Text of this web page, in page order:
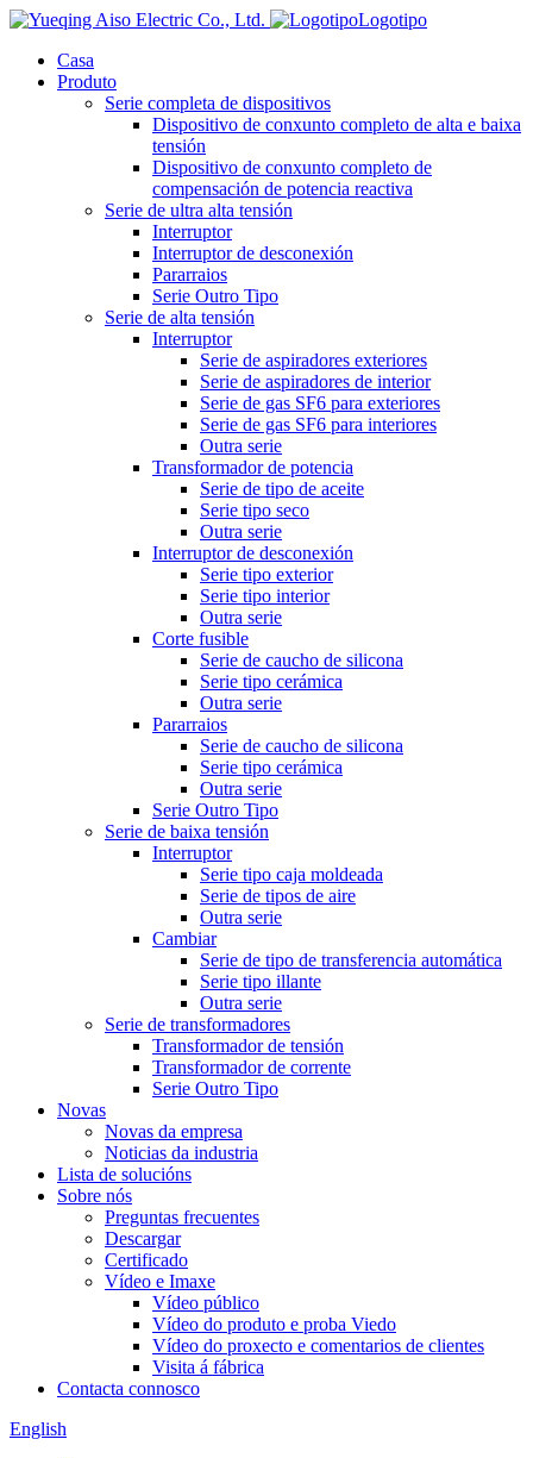
Logotipo
Casa
Produto
Serie completa de dispositivos
Dispositivo de conxunto completo de alta e baixa
tensión
Dispositivo de conxunto completo de
compensación de potencia reactiva
Serie de ultra alta tensión
Interruptor
Interruptor de desconexión
Pararraios
Serie Outro Tipo
Serie de alta tensión
Interruptor
Serie de aspiradores exteriores
Serie de aspiradores de interior
Serie de gas SF6 para exteriores
Serie de gas SF6 para interiores
Outra serie
Transformador de potencia
Serie de tipo de aceite
Serie tipo seco
Outra serie
Interruptor de desconexión
Serie tipo exterior
Serie tipo interior
Outra serie
Corte fusible
Serie de caucho de silicona
Serie tipo cerámica
Outra serie
Pararraios
Serie de caucho de silicona
Serie tipo cerámica
Outra serie
Serie Outro Tipo
Serie de baixa tensión
Interruptor
Serie tipo caja moldeada
Serie de tipos de aire
Outra serie
Cambiar
Serie de tipo de transferencia automática
Serie tipo illante
Outra serie
Serie de transformadores
Transformador de tensión
Transformador de corrente
Serie Outro Tipo
Novas
Novas da empresa
Noticias da industria
Lista de solucións
Sobre nós
Preguntas frecuentes
Descargar
Certificado
Vídeo e Imaxe
Vídeo público
Vídeo do produto e proba Viedo
Vídeo do proxecto e comentarios de clientes
Visita á fábrica
Contacta connosco
English